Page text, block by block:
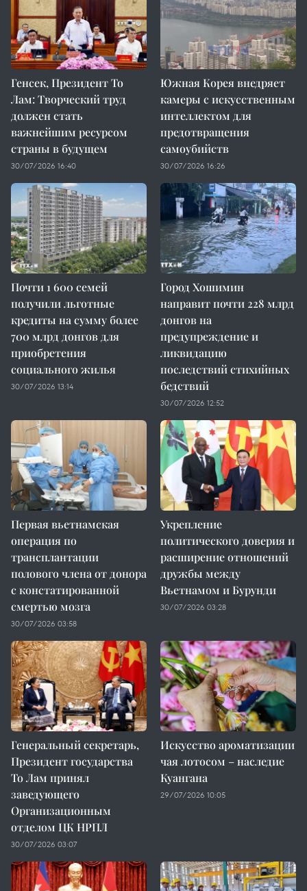
Генсек, Президент То
Лам: Творческий труд
должен стать
важнейшим ресурсом
страны в будущем
30/07/2026 16:40
Южная Корея внедряет
камеры с искусственным
интеллектом для
предотвращения
самоубийств
30/07/2026 16:26
Почти 1 600 семей
получили льготные
кредиты на сумму более
700 млрд донгов для
приобретения
социального жилья
30/07/2026 13:14
Город Хошимин
направит почти 228 млрд
донгов на
предупреждение и
ликвидацию
последствий стихийных
бедствий
30/07/2026 12:52
Первая вьетнамская
операция по
трансплантации
полового члена от донора
с констатированной
смертью мозга
30/07/2026 03:58
Укрепление
политического доверия и
расширение отношений
дружбы между
Вьетнамом и Бурунди
30/07/2026 03:28
Генеральный секретарь,
Президент государства
То Лам принял
заведующего
Организационным
отделом ЦК НРПЛ
30/07/2026 03:07
Искусство ароматизации
чая лотосом – наследие
Куангана
29/07/2026 10:05